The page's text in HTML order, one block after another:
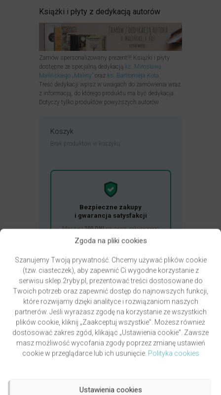
Zgoda na pliki cookies
Szanujemy Twoją prywatność. Chcemy używać plików cookie
(tzw. ciasteczek), aby zapewnić Ci wygodne korzystanie z
serwisu sklep.2ryby.pl, prezentować treści dostosowane do
Twoich potrzeb oraz zapewnić dostęp do najnowszych funkcji,
które rozwijamy dzięki analityce i rozwiązaniom naszych
partnerów. Jeśli wyrażasz zgodę na korzystanie ze wszystkich
plików cookie, kliknij „Zaakceptuj wszystkie”. Możesz również
dostosować zakres zgód, klikając „Ustawienia cookie”. Zawsze
masz możliwość wycofania zgody poprzez zmianę ustawień
cookie w przeglądarce lub ich usunięcie. Polityka cookies
Ustawienia cookies
Książki i płyty z dedykacją autorów
Zamów spersonalizowany prezent!!! Książki i płyty
dostępne ze specjalną dedykacją ks. Mirosława
Malińskiego „Maliny” oraz ks. Bartłomieja Kota
Treść dedykacji wpisz w uwagach do zamówienia wraz
z informacją, do którego produktu ma być dedykacja.
Dotyczy tylko produktów powyższych autorów.
Koszyk
Brak produktów w koszyku.
Bezpieczne zakupy
i gwarancja satysfakcji
Masz aż100 DNIna zwrot zakupionego
Najnowsze opinie
Jak weryfikujemy oceny i opinie?
Przydatne linki